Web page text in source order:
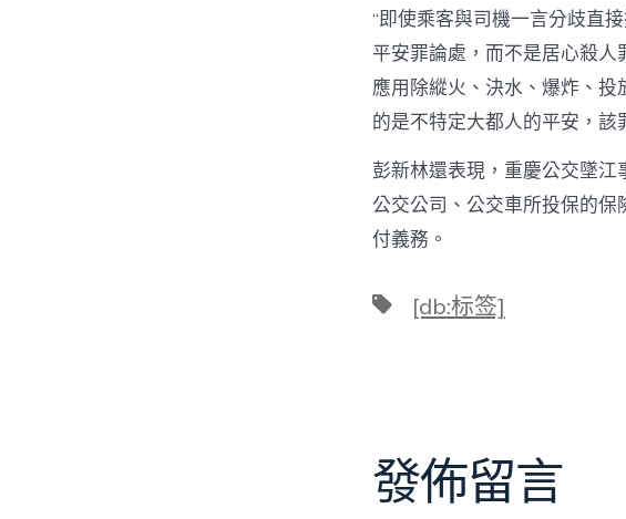
“即使乘客與司機一言分歧直
平安罪論處，而不是居心殺人
應用除縱火、決水、爆炸、投
的是不特定大都人的平安，該
彭新林還表現，重慶公交墜
公交公司、公交車所投保的
付義務。
標 [db:标签]
發佈留言